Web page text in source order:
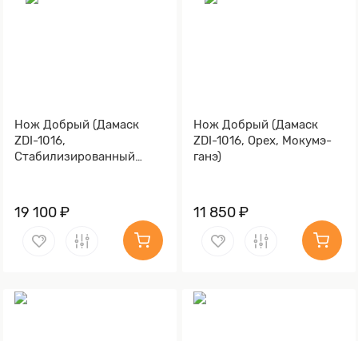
Нож Добрый (Дамаск
ZDI-1016,
Cтабилизированный
19 100 ₽
Нож Добрый (Дамаск
ZDI-1016, Орех, Мокумэ-
ганэ)
11 850 ₽